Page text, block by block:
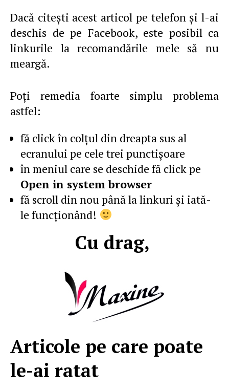
Dacă citeşti acest articol pe telefon şi l-ai
deschis de pe Facebook, este posibil ca
linkurile la recomandările mele să nu
meargă.
Poţi remedia foarte simplu problema
astfel:
fă click în colţul din dreapta sus al
ecranului pe cele trei punctişoare
în meniul care se deschide fă click pe
Open in system browser
fă scroll din nou până la linkuri şi iată-
le funcţionând!
Cu drag,
Articole pe care poate
le-ai ratat